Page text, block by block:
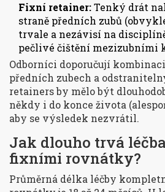
Fixní retainer:Tenký drát
straně předních zubů
trvale a nezávisí na
pečlivé čištění mezizubními
Odborníci doporučují
předních zubech a
retainers by mělo být
někdy i do konce života
aby se výsledek nezvrátil.
Jak dlouho trvá
fixními rovnátky?
Průměrná délka léčby